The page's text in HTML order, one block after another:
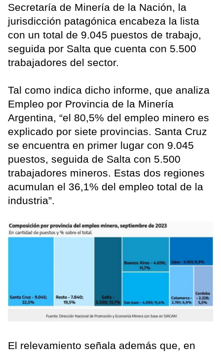
Secretaría de Minería de la Nación, la
jurisdicción patagónica encabeza la lista
con un total de 9.045 puestos de trabajo,
seguida por Salta que cuenta con 5.500
trabajadores del sector.
Tal como indica dicho informe, que analiza
Empleo por Provincia de la Minería
Argentina, “el 80,5% del empleo minero es
explicado por siete provincias. Santa Cruz
se encuentra en primer lugar con 9.045
puestos, seguida de Salta con 5.500
trabajadores mineros. Estas dos regiones
acumulan el 36,1% del empleo total de la
industria”.
El relevamiento señala además que, en